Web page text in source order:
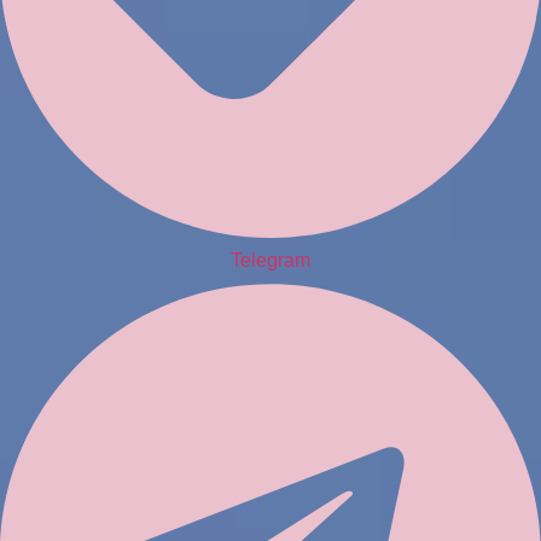
Telegram